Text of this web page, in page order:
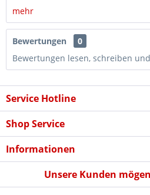
mehr
Bewertungen
0
Bewertungen lesen, schreiben
Service Hotline
Shop Service
Informationen
Unsere Kunden